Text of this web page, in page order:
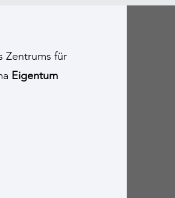
Zentrums für
Eigentum